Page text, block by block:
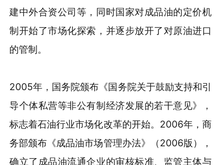
建中外合资公司等，同时国家对成品油的定价机
制开始了市场化探索，并逐步放开了对原油进口
的管制。
2005年，国务院颁布《国务院关于鼓励支持和引
导个体私营等非公有制经济发展的若干意见》，
标志着石油行业市场化改革的开始。2006年，商
务部颁布《成品油市场管理办法》（2006版），
确立了成品油流通企业的审核标准、监管主体与